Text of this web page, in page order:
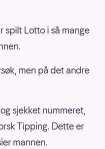
spilt Lotto i så mange
men på det andre
sjekket nummeret,
Tipping. Dette er
mannen.